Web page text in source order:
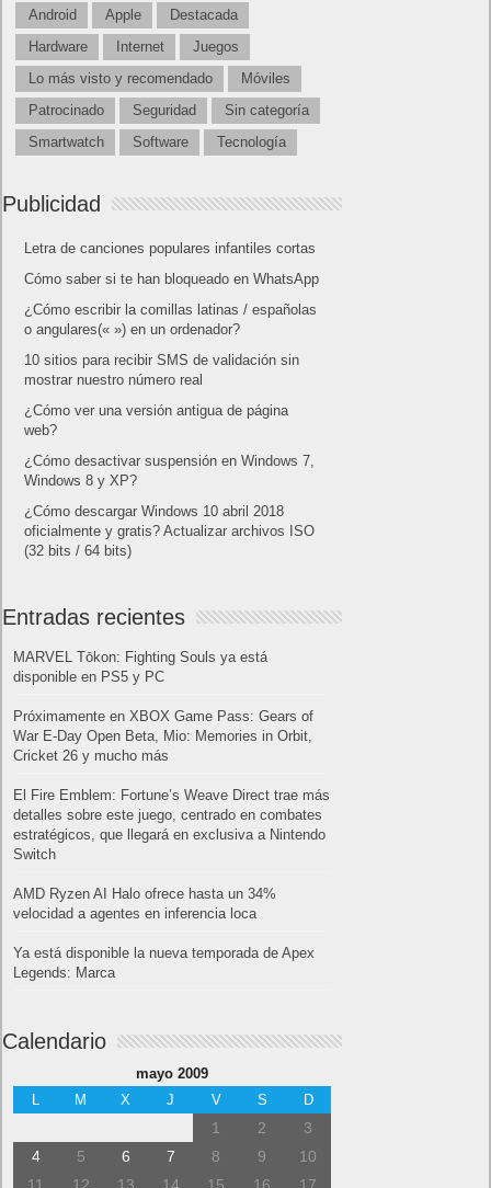
Android Apple
Destacada
Hardware
Internet
Juegos
Lo más visto y recomendado
Móviles
Patrocinado
Seguridad
Sin categoría
Smartwatch
Software Tecnología
Publicidad
Letra de canciones populares infantiles cortas
Cómo saber si te han bloqueado en WhatsApp
¿Cómo escribir la comillas latinas / españolas
o angulares(« ») en un ordenador?
10 sitios para recibir SMS de validación sin
mostrar nuestro número real
¿Cómo ver una versión antigua de página
web?
¿Cómo desactivar suspensión en Windows 7,
Windows 8 y XP?
¿Cómo descargar Windows 10 abril 2018
oficialmente y gratis? Actualizar archivos ISO
(32 bits / 64 bits)
Entradas recientes
MARVEL Tōkon: Fighting Souls ya está
disponible en PS5 y PC
Próximamente en XBOX Game Pass: Gears of
War E-Day Open Beta, Mio: Memories in Orbit,
Cricket 26 y mucho más
El Fire Emblem: Fortune’s Weave Direct trae más
detalles sobre este juego, centrado en combates
estratégicos, que llegará en exclusiva a Nintendo
Switch
AMD Ryzen AI Halo ofrece hasta un 34%
velocidad a agentes en inferencia loca
Ya está disponible la nueva temporada de Apex
Legends: Marca
Calendario
mayo 2009
M X J V S D
1 2
3
4
5 6 7 8 9
10
11
12 13 14 15 16
17